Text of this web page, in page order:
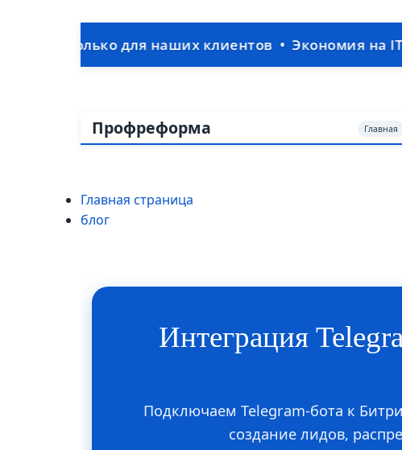
для наших клиентов • Экономия на IT-отделе:
Профреформа Главная
Главная страница
блог
Интеграция
Подключаем Telegram-бота к
создание лидов,